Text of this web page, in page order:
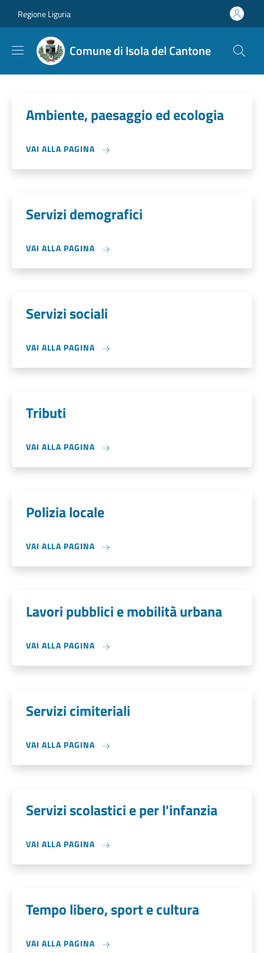
Regione Liguria
Comune di Isola del Cantone
Ambiente, paesaggio ed ecologia
VAI ALLA PAGINA
Servizi demografici
VAI ALLA PAGINA
Servizi sociali
VAI ALLA PAGINA
Tributi
VAI ALLA PAGINA
Polizia locale
VAI ALLA PAGINA
Lavori pubblici e mobilità urbana
VAI ALLA PAGINA
Servizi cimiteriali
VAI ALLA PAGINA
Servizi scolastici e per l'infanzia
VAI ALLA PAGINA
Tempo libero, sport e cultura
VAI ALLA PAGINA